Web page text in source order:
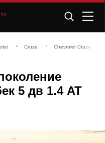
Cruze Chevrolet Cruze 3
5 дв 1.4 AT